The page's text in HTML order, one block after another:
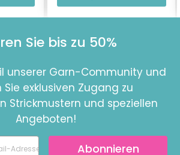
Sie bis zu 50%
unserer Garn-Community und
exklusiven Zugang zu
Strickmustern und speziellen
Angeboten!
Abonnieren